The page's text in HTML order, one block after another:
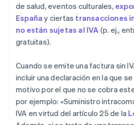
de salud, eventos culturales,
España y ciertas transacciones
no están sujetas al IVA (p. ej.,
gratuitas).
Cuando se emite una factura sin
incluir una declaración en la que
motivo por el que no se cobra
por ejemplo: «Suministro
IVA en virtud del artículo 25 de la